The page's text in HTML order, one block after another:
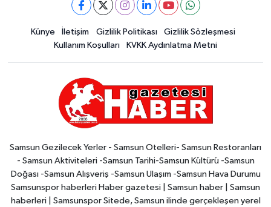
Künye İletişim Gizlilik Politikası
Gizlilik Sözleşmesi
Kullanım Koşulları
KVKK Aydınlatma Metni
Samsun Gezilecek Yerler - Samsun Otelleri- Samsun Restoranları
- Samsun Aktiviteleri -Samsun Tarihi-Samsun Kültürü -Samsun
Doğası -Samsun Alışveriş -Samsun Ulaşım -Samsun Hava Durumu
Samsunspor haberleri Haber gazetesi | Samsun haber | Samsun
haberleri | Samsunspor Sitede, Samsun ilinde gerçekleşen yerel